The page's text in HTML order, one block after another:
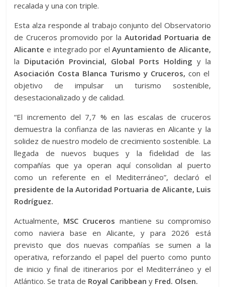
recalada y una con triple.
Esta alza responde al trabajo conjunto del Observatorio
de Cruceros promovido por la Autoridad Portuaria de
Alicante e integrado por elAyuntamiento de Alicante,
la Diputación Provincial, Global Ports Holding y la
Asociación Costa Blanca Turismo y Cruceros, con el
objetivo de impulsar un turismo sostenible,
desestacionalizado y de calidad.
“El incremento del 7,7 % en las escalas de cruceros
demuestra la confianza de las navieras en Alicante y la
solidez de nuestro modelo de crecimiento sostenible. La
llegada de nuevos buques y la fidelidad de las
compañías que ya operan aquí consolidan al puerto
como un referente en el Mediterráneo”, declaró el
presidente de la Autoridad Portuaria de Alicante, Luis
Rodríguez.
Actualmente, MSC Cruceros mantiene su compromiso
como naviera base en Alicante, y para 2026 está
previsto que dos nuevas compañías se sumen a la
operativa, reforzando el papel del puerto como punto
de inicio y final de itinerarios por el Mediterráneo y el
Atlántico. Se trata de Royal Caribbean y Fred. Olsen.